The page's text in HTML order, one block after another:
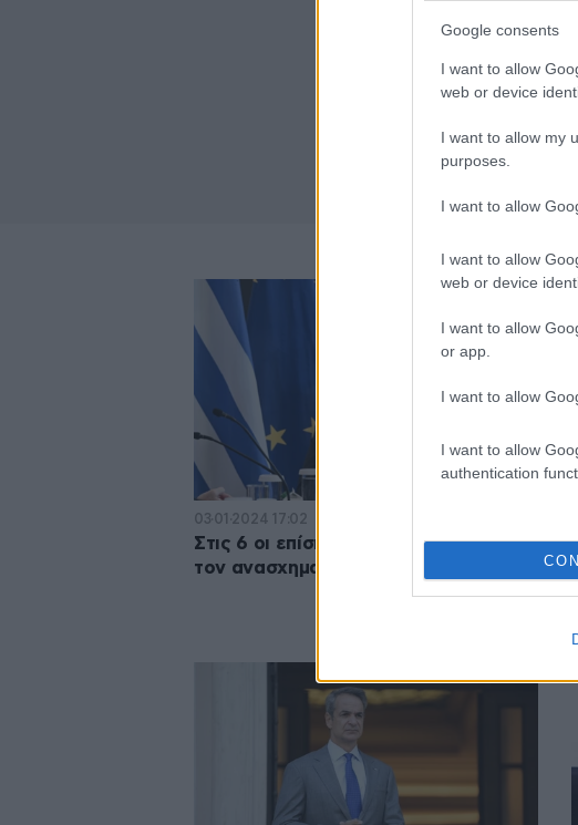
Google consents
I want to allow
web or device
I want to allow my
purposes.
I want to allow
I want to allow
web or device
I want to allow
or app.
I want to allow
I want to allow
authentication
03·01·2024 17:02
Στις 6 οι επίσημες ανακοινώσεις για
τον ανασχηματισμό στην κυβέρνηση